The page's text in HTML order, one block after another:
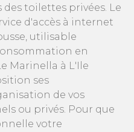
toilettes privées. Le
d'accès à internet
utilisable
en
Marinella à L'Ile
ses
de vos
ou privés. Pour que
votre